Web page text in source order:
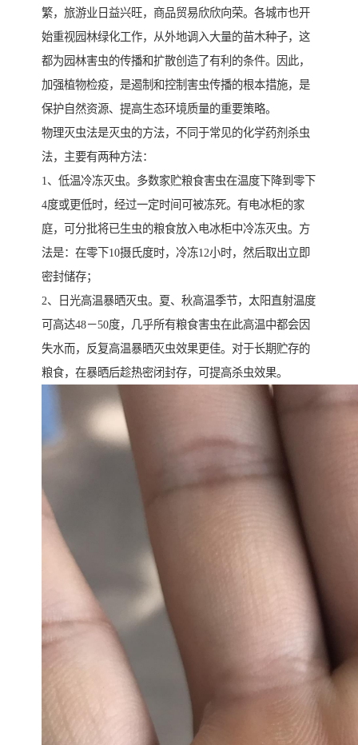
繁，旅游业日益兴旺，商品贸易欣欣向荣。各城市也开
始重视园林绿化工作，从外地调入大量的苗木种子，这
都为园林害虫的传播和扩散创造了有利的条件。因此，
加强植物检疫，是遏制和控制害虫传播的根本措施，是
保护自然资源、提高生态环境质量的重要策略。
物理灭虫法是灭虫的方法，不同于常见的化学药剂杀虫
法，主要有两种方法：
1、低温冷冻灭虫。多数家贮粮食害虫在温度下降到零下
4度或更低时，经过一定时间可被冻死。有电冰柜的家
庭，可分批将已生虫的粮食放入电冰柜中冷冻灭虫。方
法是：在零下10摄氏度时，冷冻12小时，然后取出立即
密封储存；
2、日光高温暴晒灭虫。夏、秋高温季节，太阳直射温度
可高达48－50度，几乎所有粮食害虫在此高温中都会因
失水而，反复高温暴晒灭虫效果更佳。对于长期贮存的
粮食，在暴晒后趁热密闭封存，可提高杀虫效果。